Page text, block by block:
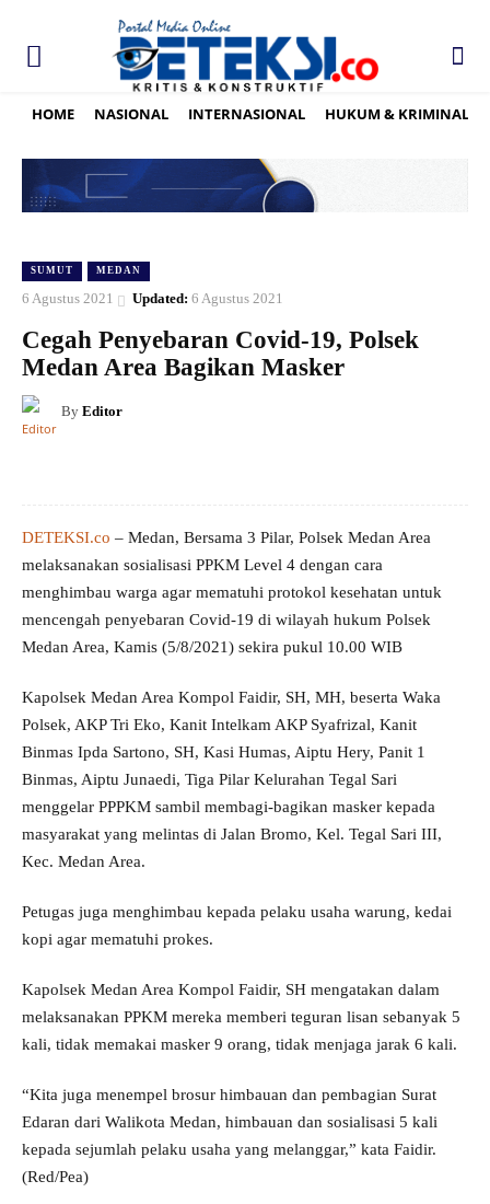
HOME NASIONAL INTERNASIONAL HUKUM & KRIMINAL
SUMUT MEDAN
6 Agustus 2021 Updated: 6 Agustus 2021
Cegah Penyebaran Covid-19, Polsek
Medan Area Bagikan Masker
By Editor
DETEKSI.co – Medan, Bersama 3 Pilar, Polsek Medan Area
melaksanakan sosialisasi PPKM Level 4 dengan cara
menghimbau warga agar mematuhi protokol kesehatan untuk
mencengah penyebaran Covid-19 di wilayah hukum Polsek
Medan Area, Kamis (5/8/2021) sekira pukul 10.00 WIB
Kapolsek Medan Area Kompol Faidir, SH, MH, beserta Waka
Polsek, AKP Tri Eko, Kanit Intelkam AKP Syafrizal, Kanit
Binmas Ipda Sartono, SH, Kasi Humas, Aiptu Hery, Panit 1
Binmas, Aiptu Junaedi, Tiga Pilar Kelurahan Tegal Sari
menggelar PPPKM sambil membagi-bagikan masker kepada
masyarakat yang melintas di Jalan Bromo, Kel. Tegal Sari III,
Kec. Medan Area.
Petugas juga menghimbau kepada pelaku usaha warung, kedai
kopi agar mematuhi prokes.
Kapolsek Medan Area Kompol Faidir, SH mengatakan dalam
melaksanakan PPKM mereka memberi teguran lisan sebanyak 5
kali, tidak memakai masker 9 orang, tidak menjaga jarak 6 kali.
“Kita juga menempel brosur himbauan dan pembagian Surat
Edaran dari Walikota Medan, himbauan dan sosialisasi 5 kali
kepada sejumlah pelaku usaha yang melanggar,” kata Faidir.
(Red/Pea)